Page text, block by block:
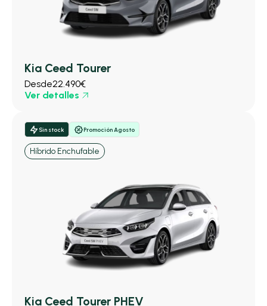
Kia Ceed Tourer
Desde22.490€
Ver detalles
Sin stock Promoción Agosto
Híbrido Enchufable
Kia Ceed Tourer PHEV